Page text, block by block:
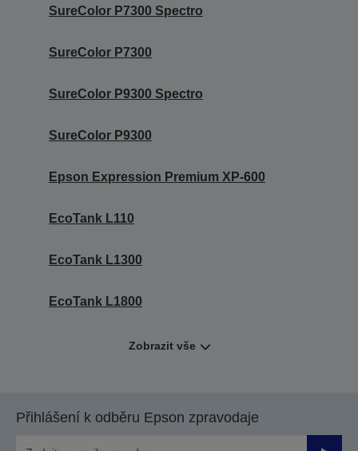
SureColor P7300 Spectro
SureColor P7300
SureColor P9300 Spectro
SureColor P9300
Epson Expression Premium XP-600
EcoTank L110
EcoTank L1300
EcoTank L1800
Zobrazit vše
Přihlášení k odběru Epson zpravodaje